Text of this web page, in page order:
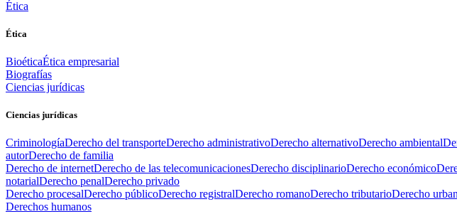
Ética
Ética
BioéticaÉtica empresarial
Biografías
Ciencias jurídicas
Ciencias jurídicas
CriminologíaDerecho del transporteDerecho administrativoDerecho alternativoDerecho ambiental
autorDerecho de familia
Derecho de internetDerecho de las telecomunicacionesDerecho disciplinarioDerecho económico
notarialDerecho penalDerecho privado
Derecho procesalDerecho públicoDerecho registralDerecho romanoDerecho tributarioDerecho
Derechos humanos